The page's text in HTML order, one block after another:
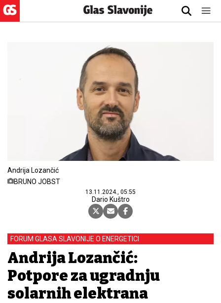
Andrija Lozančić
BRUNO JOBST
13.11.2024., 05:55
Dario Kuštro
FORUM GLASA SLAVONIJE O ENERGETICI
Andrija Lozančić:
Potpore za ugradnju
solarnih elektrana